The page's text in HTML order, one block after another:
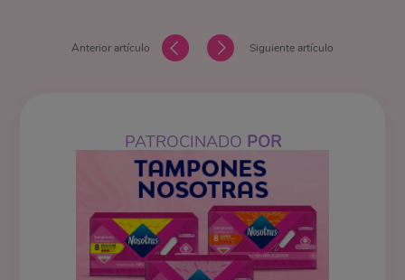
Anterior artículo Siguiente artículo
PATROCINADO POR